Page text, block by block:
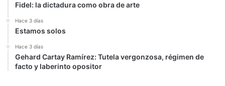
Fidel: la dictadura como obra de arte
Hace 3 días
Estamos solos
Hace 3 días
Gehard Cartay Ramírez: Tutela vergonzosa, régimen de
facto y laberinto opositor